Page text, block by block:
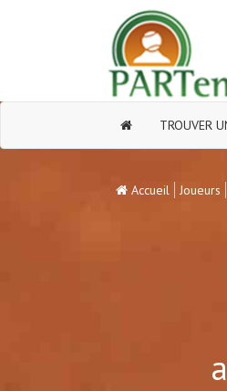
TROUVER
Accueil Joueurs